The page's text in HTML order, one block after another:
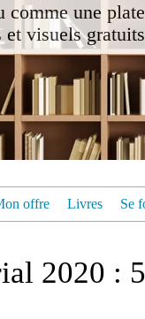
comme une
et visuels
offre Livres Se
2020 :